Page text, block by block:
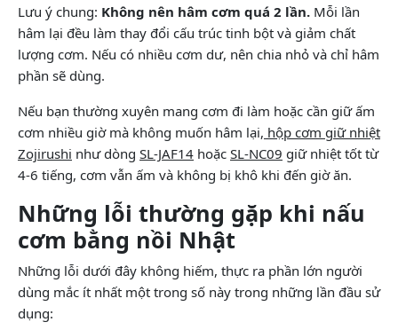
Lưu ý chung: Không nên hâm cơm quá 2 lần. Mỗi lần
hâm lại đều làm thay đổi cấu trúc tinh bột và giảm chất
lượng cơm. Nếu có nhiều cơm dư, nên chia nhỏ và chỉ hâm
phần sẽ dùng.
Nếu bạn thường xuyên mang cơm đi làm hoặc cần giữ ấm
cơm nhiều giờ mà không muốn hâm lại, hộp cơm giữ nhiệt
Zojirushi như dòng SL-JAF14 hoặc SL-NC09 giữ nhiệt tốt từ
4-6 tiếng, cơm vẫn ấm và không bị khô khi đến giờ ăn.
Những lỗi thường gặp khi nấu
cơm bằng nồi Nhật
Những lỗi dưới đây không hiếm, thực ra phần lớn người
dùng mắc ít nhất một trong số này trong những lần đầu sử
dụng: